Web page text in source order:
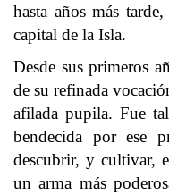
hasta años más
capital de la Isla.
Desde sus primeros
de su refinada
afilada pupila. Fue
bendecida por ese
descubrir, y cultivar,
un arma más